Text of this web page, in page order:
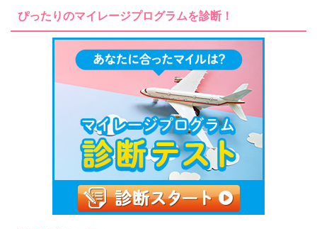
ぴったりのマイレージプログラムを診断！